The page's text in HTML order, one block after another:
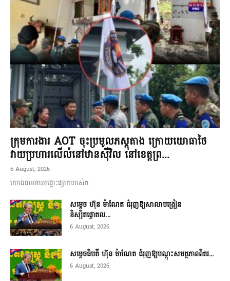
ក្រុមការងារ AOT ចុះប្រមូលភស្តុតាង ក្រោយយោធាថៃ
វាយប្រហារលើលំនៅឋានស៊ីវិល នៅខេត្តព្រ...
6 August, 2026
យោងតាមការបង្ហោះផ្សាយរបស់ក...
សម្តេច ហ៊ុន ម៉ាណែត ជំរុញឱ្យសាលាបង្រៀន
និស្សិតផ្តោតល...
6 August, 2026
សម្តេចធិបតី ហ៊ុន ម៉ាណែត ជំរុញឱ្យបណ្តុះសមត្ថភាពពិតរ...
6 August, 2026